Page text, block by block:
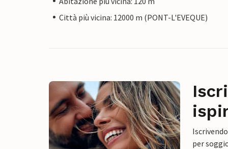
Città più vicina: 12000 m (PONT-L'EVEQUE)
per